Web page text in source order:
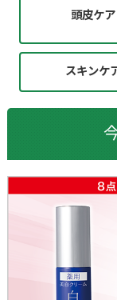
頭皮ケア
スキンケ